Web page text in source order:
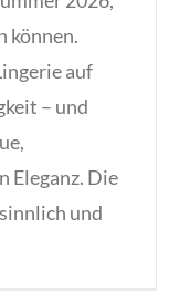
können.
auf
– und
Eleganz. Die
und